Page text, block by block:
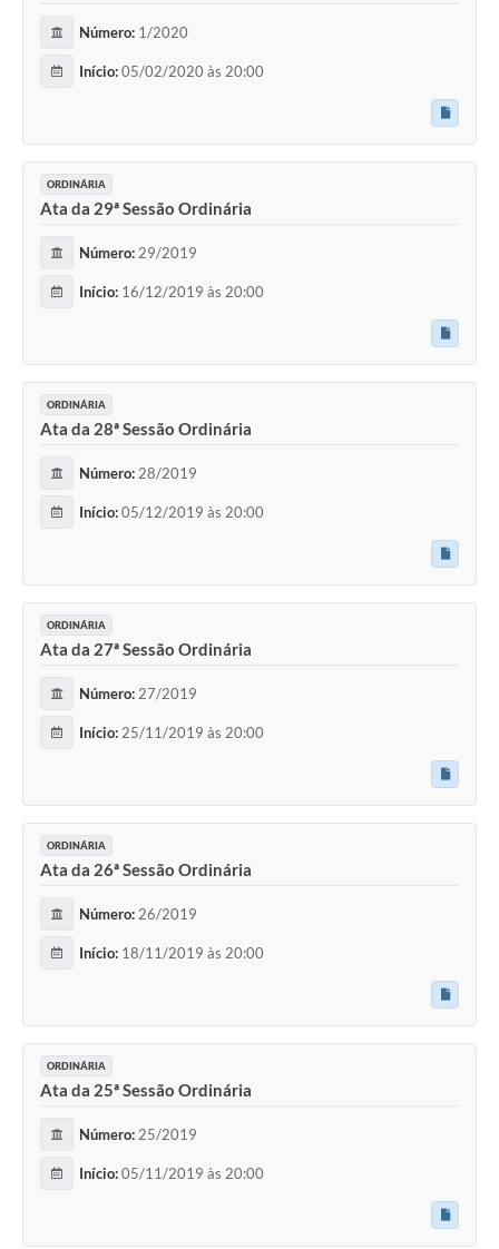
Número: 1/2020
Início:05/02/2020 às 20:00
ORDINÁRIA
Ata da 29ª Sessão Ordinária
Número: 29/2019
Início: 16/12/2019 às 20:00
ORDINÁRIA
Ata da 28ª Sessão Ordinária
Número: 28/2019
Início:05/12/2019 às 20:00
ORDINÁRIA
Ata da 27ª Sessão Ordinária
Número: 27/2019
Início: 25/11/2019 às 20:00
ORDINÁRIA
Ata da 26ª Sessão Ordinária
Número: 26/2019
Início: 18/11/2019 às 20:00
ORDINÁRIA
Ata da 25ª Sessão Ordinária
Número: 25/2019
Início:05/11/2019 às 20:00